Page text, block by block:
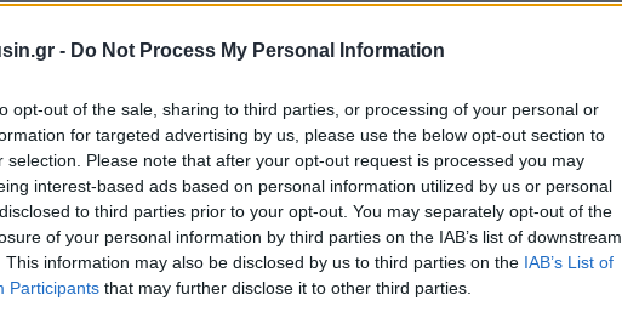
- Do Not Process My Personal Information
opt-out of the sale, sharing to third parties, or processing of your personal or
for targeted advertising by us, please use the below opt-out section to
selection. Please note that after your opt-out request is processed you may
interest-based ads based on personal information utilized by us or personal
to third parties prior to your opt-out. You may separately opt-out of the
of your personal information by third parties on the IAB’s list of downstream
This information may also be disclosed by us to third parties on the IAB’s List of
Participants that may further disclose it to other third parties.
να ελέγχει εάν ηΜονάδα Εσωτερικού Ελέγχου
όπως οφείλει τις καταγγελίες γιαα
υπηρεσίες.